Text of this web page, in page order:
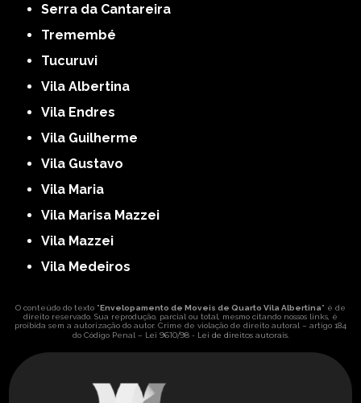
Serra da Cantareira
Tremembé
Tucuruvi
Vila Albertina
Vila Endres
Vila Guilherme
Vila Gustavo
Vila Maria
Vila Marisa Mazzei
Vila Mazzei
Vila Medeiros
O conteúdo do texto "Envelopamento de Moveis de Quarto Vila Albertina" é de
direito reservado. Sua reprodução, parcial ou total, mesmo citando nossos links, é
proibida sem a autorização do autor. Crime de violação de direito autoral – artigo 184
do Código Penal – Lei 9610/98 - Lei de direitos autorais.